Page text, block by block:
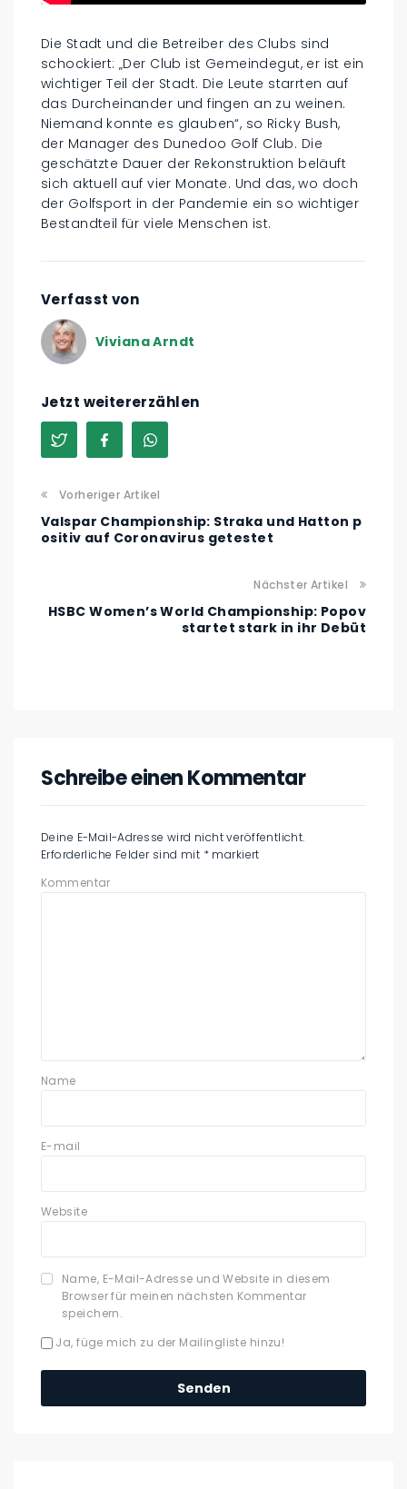
Die Stadt und die Betreiber des Clubs sind
schockiert: „Der Club ist Gemeindegut, er ist ein
wichtiger Teil der Stadt. Die Leute starrten auf
das Durcheinander und fingen an zu weinen.
Niemand konnte es glauben“, so Ricky Bush,
der Manager des Dunedoo Golf Club. Die
geschätzte Dauer der Rekonstruktion beläuft
sich aktuell auf vier Monate. Und das, wo doch
der Golfsport in der Pandemie ein so wichtiger
Bestandteil für viele Menschen ist.
Verfasst von
Viviana Arndt
Jetzt weitererzählen
Vorheriger Artikel
Valspar Championship: Straka und Hatton p
ositiv auf Coronavirus getestet
Nächster Artikel
HSBC Women’s World Championship: Popov
startet stark in ihr Debüt
Schreibe einen Kommentar
Deine E-Mail-Adresse wird nicht veröffentlicht.
Erforderliche Felder sind mit * markiert
Kommentar
Name
E-mail
Website
Name, E-Mail-Adresse und Website in diesem
Browser für meinen nächsten Kommentar
speichern.
Ja, füge mich zu der Mailingliste hinzu!